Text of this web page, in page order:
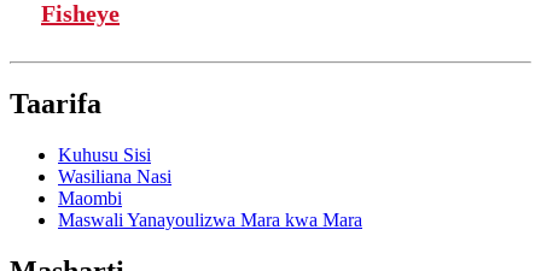
Fisheye
Taarifa
Kuhusu Sisi
Wasiliana Nasi
Maombi
Maswali Yanayoulizwa Mara kwa Mara